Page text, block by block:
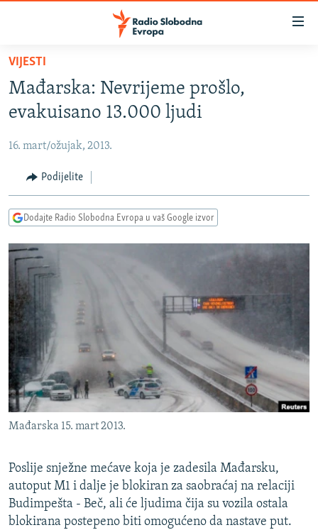
Pređite
glavni
sadržaj
na
navigaciju
Pređite
na
VIJESTI
BOSNA I HERCEGOVINA
KOSOVO
CRNA GORA
VIDEO
FOTOGALERIJE
INFOGRAFIKE
PODCASTI
RAT U UKRAJINI
KINA NA BALKANU
RSE PRIČE IZ SVIJETA
ISPRIČAJ MI
DNEVNO@RSE
SPECIJALI RSE
VIŠE OD NASLOVA
POPLAVE I KLIZIŠTA U BIH 2024.
TV LIBERTY
POST SCRIPTUM
PRATITE NAS
Sve RFE/RL stranice
VIJESTI
Mađarska: Nevrijeme prošlo,
evakuisano 13.000 ljudi
16. mart/ožujak, 2013.
Podijelite
Dodajte Radio Slobodna Evropa u vaš Google izvor
Mađarska 15. mart 2013.
Poslije snježne mećave koja je zadesila Mađarsku,
autoput M1 i dalje je blokiran za saobraćaj na relaciji
Budimpešta - Beč, ali će ljudima čija su vozila ostala
blokirana postepeno biti omogućeno da nastave put.